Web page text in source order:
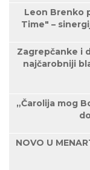
Leon Brenko
Time" –
Zagrepčanke i
najčarobniji
„Čarolija mog
NOVO U